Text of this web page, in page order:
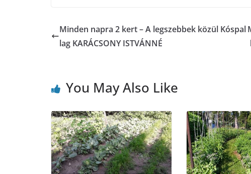
Minden napra 2 kert – A legszebbek közül Kóspal
lag KARÁCSONY ISTVÁNNÉ
You May Also Like